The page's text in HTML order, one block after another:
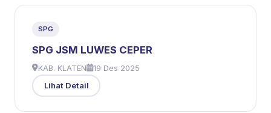
SPG
SPG JSM LUWES CEPER
KAB. KLATEN 19 Des 2025
Lihat Detail